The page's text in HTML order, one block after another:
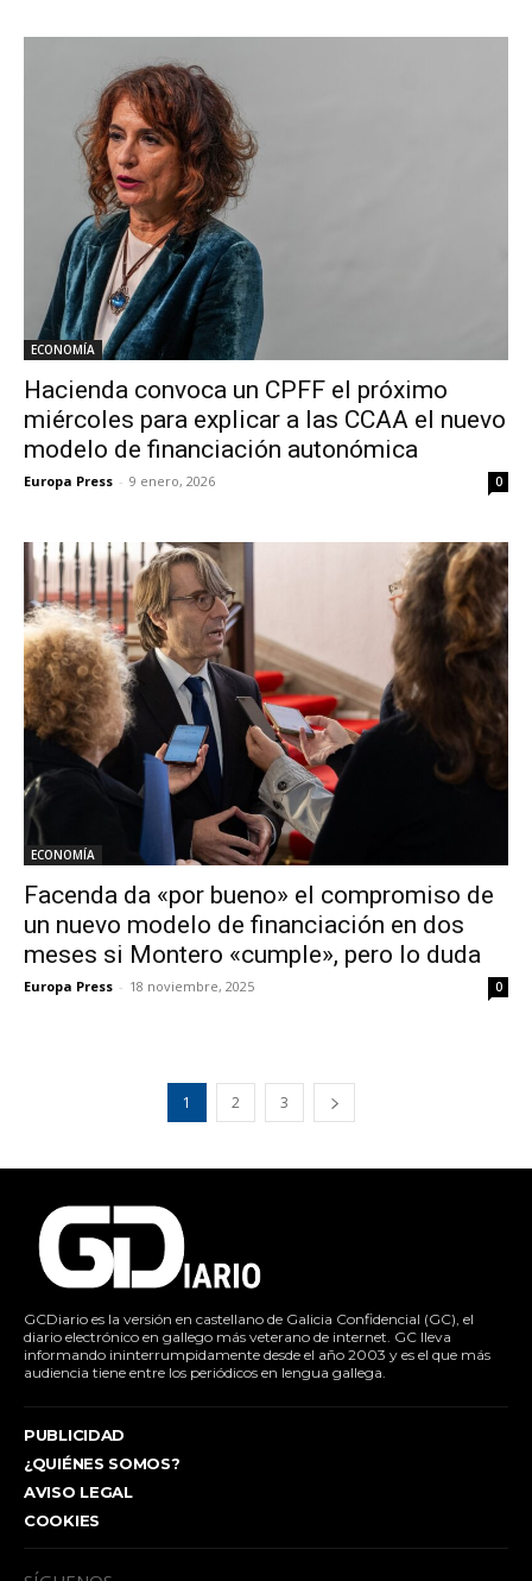
ECONOMÍA
Hacienda convoca un CPFF el próximo
miércoles para explicar a las CCAA el nuevo
modelo de financiación autonómica
Europa Press - 9 enero, 2026 0
ECONOMÍA
Facenda da «por bueno» el compromiso de
un nuevo modelo de financiación en dos
meses si Montero «cumple», pero lo duda
Europa Press - 18 noviembre, 2025 0
1 2 3
GCDiario es la versión en castellano de Galicia Confidencial (GC), el
diario electrónico en gallego más veterano de internet. GC lleva
informando ininterrumpidamente desde el año 2003 y es el que más
audiencia tiene entre los periódicos en lengua gallega.
PUBLICIDAD
¿QUIÉNES SOMOS?
AVISO LEGAL
COOKIES